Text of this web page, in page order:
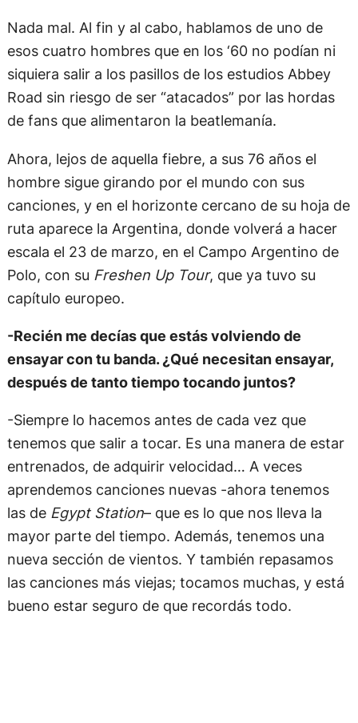
Nada mal. Al fin y al cabo, hablamos de uno de
esos cuatro hombres que en los ‘60 no podían ni
siquiera salir a los pasillos de los estudios Abbey
Road sin riesgo de ser “atacados” por las hordas
de fans que alimentaron la beatlemanía.
Ahora, lejos de aquella fiebre, a sus 76 años el
hombre sigue girando por el mundo con sus
canciones, y en el horizonte cercano de su hoja de
ruta aparece la Argentina, donde volverá a hacer
escala el 23 de marzo, en el Campo Argentino de
Polo, con su Freshen Up Tour, que ya tuvo su
capítulo europeo.
-Recién me decías que estás volviendo de
ensayar con tu banda. ¿Qué necesitan ensayar,
después de tanto tiempo tocando juntos?
-Siempre lo hacemos antes de cada vez que
tenemos que salir a tocar. Es una manera de estar
entrenados, de adquirir velocidad… A veces
aprendemos canciones nuevas -ahora tenemos
las de Egypt Station– que es lo que nos lleva la
mayor parte del tiempo. Además, tenemos una
nueva sección de vientos. Y también repasamos
las canciones más viejas; tocamos muchas, y está
bueno estar seguro de que recordás todo.